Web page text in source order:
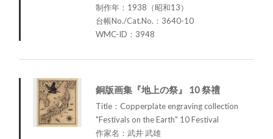
制作年：1938（昭和13）
台帳No./Cat.No.：3640-10
WMC-ID：3948
銅版画集『地上の祭』 10 祭禮
Title：Copperplate engraving collection
"Festivals on the Earth" 10 Festival
作家名：武井 武雄